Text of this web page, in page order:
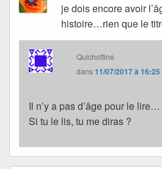
je dois encore avoir
histoire…rien que le
Quichottine
dans11/07/2017 à 16:25
Il n’y a pas d’âge pour le
Si tu le lis, tu me diras ?